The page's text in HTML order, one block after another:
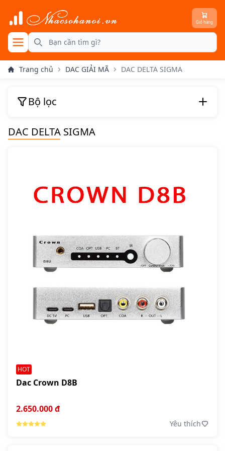
Search
Giỏ hàng
menu
Trang chủ DAC GIẢI MÃ DAC DELTA SIGMA
Bộ lọc
DAC DELTA SIGMA
HOT
Dac Crown D8B
2.650.000 đ
Yêu thích